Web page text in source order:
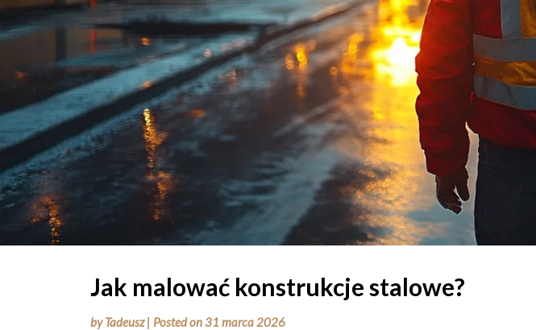
Jak malować konstrukcje stalowe?
byTadeusz | Posted on31 marca 2026